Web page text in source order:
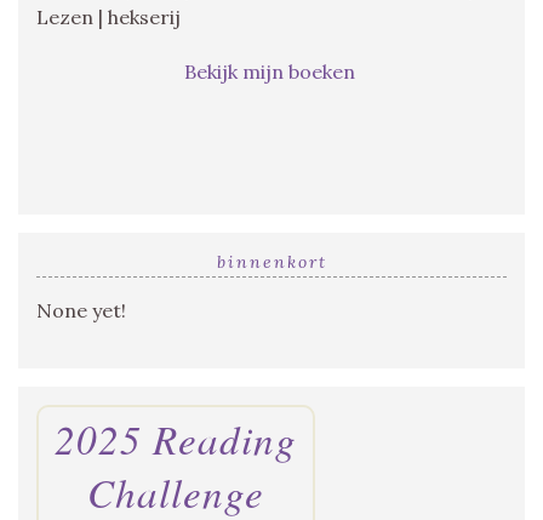
Lezen | hekserij
Bekijk mijn boeken
binnenkort
None yet!
2025 Reading
Challenge